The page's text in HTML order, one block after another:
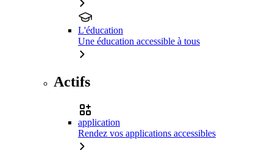
L'éducation
Une éducation accessible à tous
Actifs
application
Rendez vos applications accessibles